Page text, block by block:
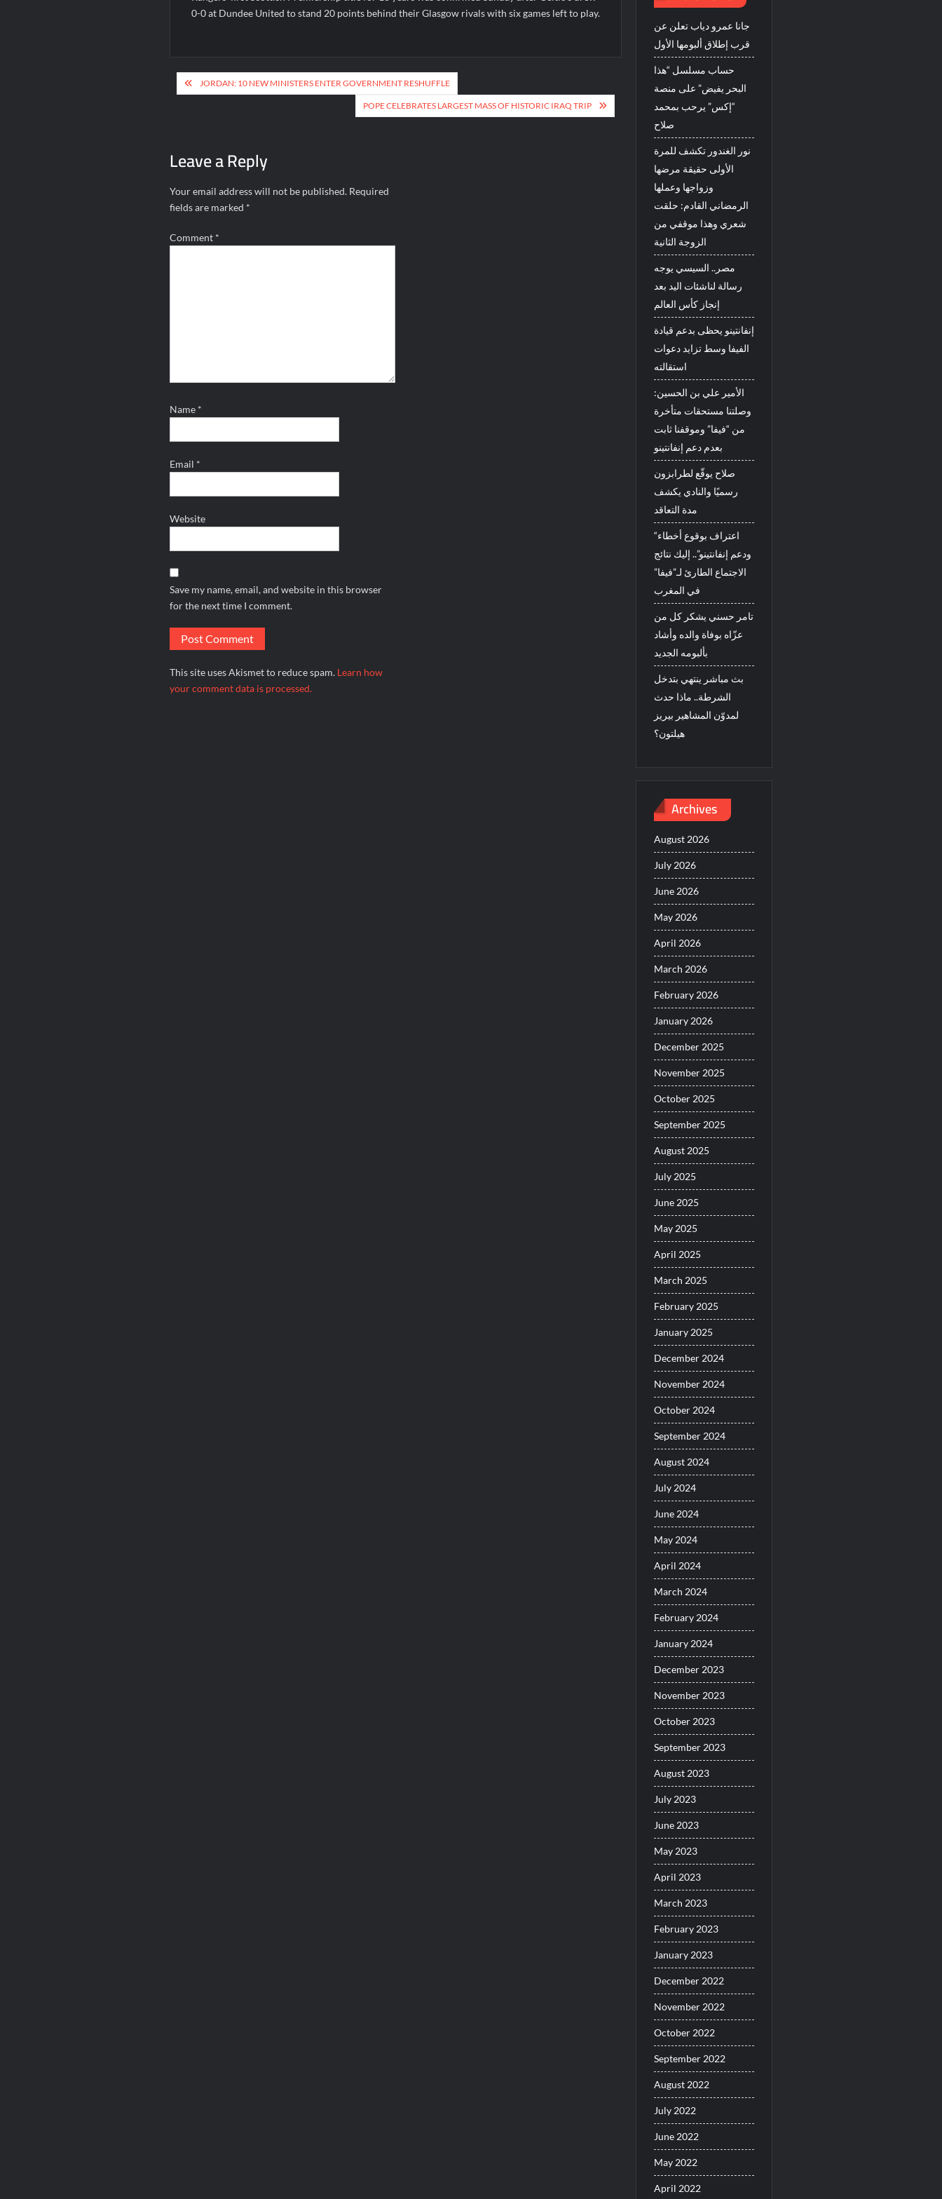
0-0 at Dundee United to stand 20 points behind their Glasgow rivals with six games left to play.
Post
navigation
JORDAN: 10 NEW MINISTERS ENTER GOVERNMENT RESHUFFLE
POPE CELEBRATES LARGEST MASS OF HISTORIC IRAQ TRIP
Leave a Reply
Your email address will not be published. Required
fields are marked *
Comment *
Name *
Email *
Website
Save my name, email, and website in this browser
for the next time I comment.
This site uses Akismet to reduce spam. Learn how
your comment data is processed.
جانا عمرو دياب تعلن عن
قرب إطلاق ألبومها الأول
حساب مسلسل “هذا
البحر يفيض” على منصة
“إكس” يرحب بمحمد
صلاح
نور الغندور تكشف للمرة
الأولى حقيقة مرضها
وزواجها وعملها
الرمضاني القادم: حلقت
شعري وهذا موقفي من
الزوجة الثانية
مصر.. السيسي يوجه
رسالة لناشئات اليد بعد
إنجاز كأس العالم
إنفانتينو يحظى بدعم قيادة
الفيفا وسط تزايد دعوات
استقالته
الأمير علي بن الحسين:
وصلتنا مستحقات متأخرة
من “فيفا” وموقفنا ثابت
بعدم دعم إنفانتينو
صلاح يوقّع لطرابزون
رسميًا والنادي يكشف
مدة التعاقد
“اعتراف بوقوع أخطاء
ودعم إنفانتينو”.. إليك نتائج
الاجتماع الطارئ لـ”فيفا”
في المغرب
تامر حسني يشكر كل من
عزّاه بوفاة والده وأشاد
بألبومه الجديد
بث مباشر ينتهي بتدخل
الشرطة.. ماذا حدث
لمدوّن المشاهير بيريز
هيلتون؟
Archives
August 2026
July 2026
June 2026
May 2026
April 2026
March 2026
February 2026
January 2026
December 2025
November 2025
October 2025
September 2025
August 2025
July 2025
June 2025
May 2025
April 2025
March 2025
February 2025
January 2025
December 2024
November 2024
October 2024
September 2024
August 2024
July 2024
June 2024
May 2024
April 2024
March 2024
February 2024
January 2024
December 2023
November 2023
October 2023
September 2023
August 2023
July 2023
June 2023
May 2023
April 2023
March 2023
February 2023
January 2023
December 2022
November 2022
October 2022
September 2022
August 2022
July 2022
June 2022
May 2022
April 2022